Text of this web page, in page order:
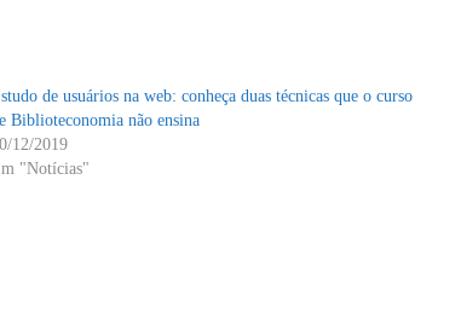
de usuários na web: conheça duas técnicas que o curso
Biblioteconomia não ensina
12/2019
"Notícias"